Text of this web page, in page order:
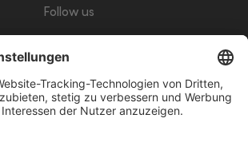
Follow us
giropay Klarna VorkassePayPalWhiteVisaWhite
Mastercard